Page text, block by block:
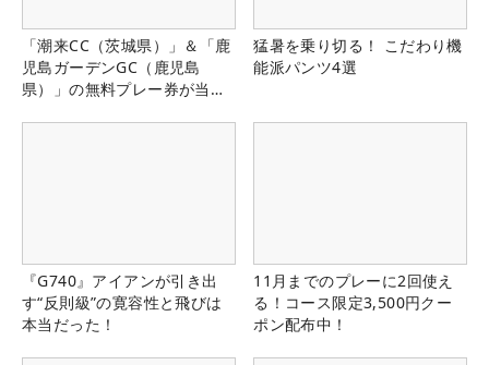
「潮来CC（茨城県）」＆「鹿
児島ガーデンGC（鹿児島
県）」の無料プレー券が当た
猛暑を乗り切る！ こだわり機
能派パンツ4選
『G740』アイアンが引き出
す“反則級”の寛容性と飛びは
本当だった！
11月までのプレーに2回使え
る！コース限定3,500円クー
ポン配布中！